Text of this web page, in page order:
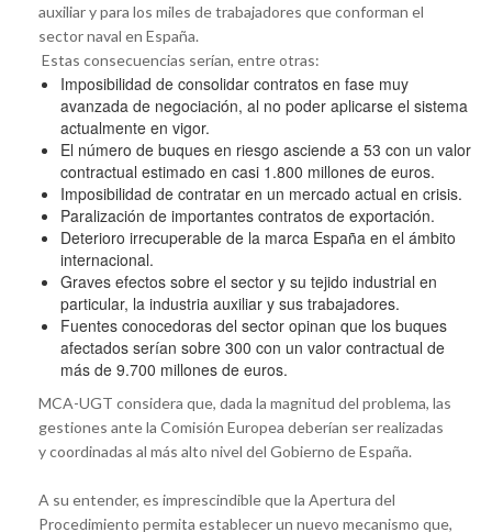
auxiliar y para los miles de trabajadores que conforman el
sector naval en España.
Estas consecuencias serían, entre otras:
Imposibilidad de consolidar contratos en fase muy
avanzada de negociación, al no poder aplicarse el sistema
actualmente en vigor.
El número de buques en riesgo asciende a 53 con un valor
contractual estimado en casi 1.800 millones de euros.
Imposibilidad de contratar en un mercado actual en crisis.
Paralización de importantes contratos de exportación.
Deterioro irrecuperable de la marca España en el ámbito
internacional.
Graves efectos sobre el sector y su tejido industrial en
particular, la industria auxiliar y sus trabajadores.
Fuentes conocedoras del sector opinan que los buques
afectados serían sobre 300 con un valor contractual de
más de 9.700 millones de euros.
MCA-UGT considera que, dada la magnitud del problema, las
gestiones ante la Comisión Europea deberían ser realizadas
y coordinadas al más alto nivel del Gobierno de España.
A su entender, es imprescindible que la Apertura del
Procedimiento permita establecer un nuevo mecanismo que,